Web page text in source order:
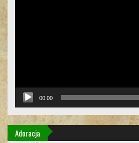
00:00
Adoracja